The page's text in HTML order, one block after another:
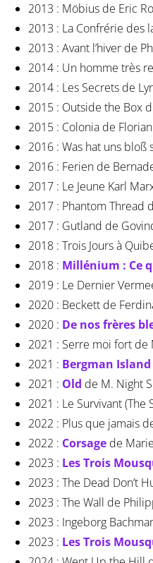
2013 : Möbius de Eric
2013 : La Confrérie des
2013 : Avant l’hiver de
2014 : Un homme très
2014 : Les Secrets de
2015 : Outside the Box
2015 : Colonia de
2016 : Was hat uns
2016 : Ferien de
2017 : Le Jeune Karl
2017 : Phantom Thread
2017 : Gutland de
2018 : Trois Jours à
2018 : Millénium : Ce
2019 : Le Dernier
2020 : Beckett de
2020 : De nos frères
2021 : Serre moi fort de
2021 : Bergman Island
2021 : Old de M. Night
2021 : Le Survivant (The
2022 : Plus que jamais
2022 : Corsage de
2023 : Les Trois
2023 : The Dead Don’t
2023 : The Wall de
2023 : Ingeborg
2023 : Les Trois